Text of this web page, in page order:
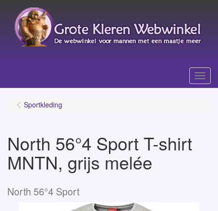
Menu
Sportkleding
North 56°4 Sport T-shirt
MNTN, grijs melée
North 56°4 Sport